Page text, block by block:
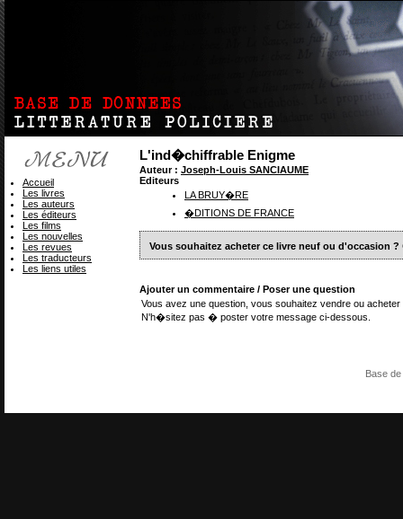
L'ind�chiffrable Enigme
Auteur : Joseph-Louis SANCIAUME
Editeurs
LA BRUY�RE
�DITIONS DE FRANCE
Vous souhaitez acheter ce livre neuf ou d'occasion ?
Ajouter un commentaire / Poser une question
Vous avez une question, vous souhaitez vendre ou
N'h�sitez pas � poster votre message ci-dessous.
Accueil
Les livres
Les auteurs
Les éditeurs
Les films
Les nouvelles
Les revues
Les traducteurs
Les liens utiles
Base